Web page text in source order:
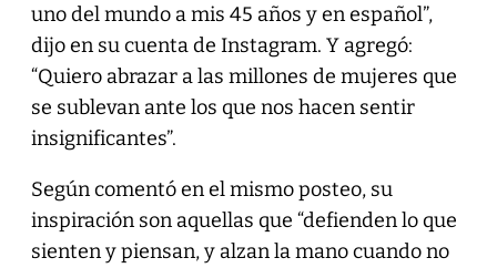
uno del mundo a mis 45 años y en español”,
dijo en su cuenta de Instagram. Y agregó:
“Quiero abrazar a las millones de mujeres que
se sublevan ante los que nos hacen sentir
insignificantes”.
Según comentó en el mismo posteo, su
inspiración son aquellas que “defienden lo que
sienten y piensan, y alzan la mano cuando no